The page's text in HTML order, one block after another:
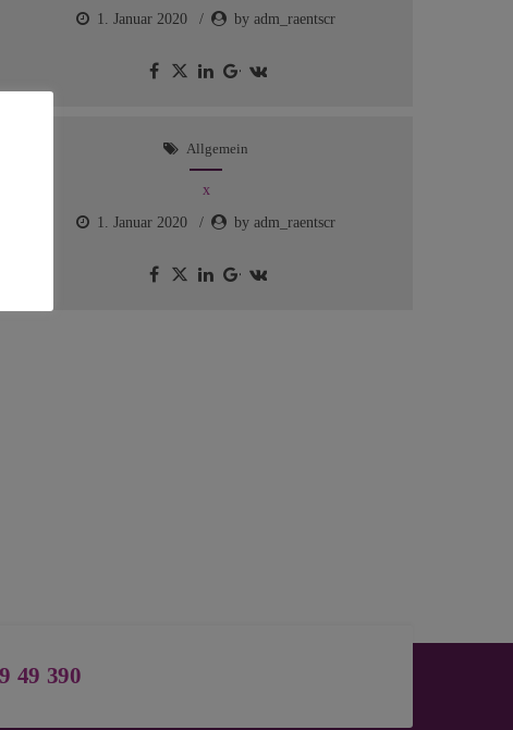
1. Januar 2020
by adm_raentscr
Allgemein
x
1. Januar 2020
by adm_raentscr
49 390